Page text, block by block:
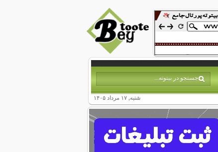
شنبه, ۱۷ مرداد ۱۴۰۵